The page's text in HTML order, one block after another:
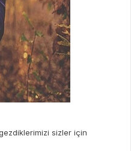
sizler için